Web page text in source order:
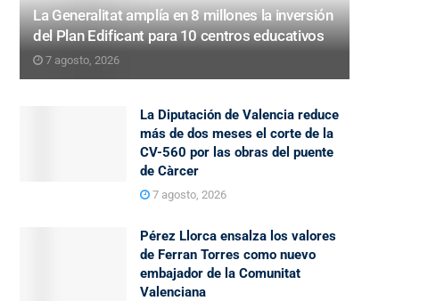
La Generalitat amplía en 8 millones la inversión
del Plan Edificant para 10 centros educativos
7 agosto, 2026
La Diputación de Valencia reduce
más de dos meses el corte de la
CV-560 por las obras del puente
de Càrcer
7 agosto, 2026
Pérez Llorca ensalza los valores
de Ferran Torres como nuevo
embajador de la Comunitat
Valenciana